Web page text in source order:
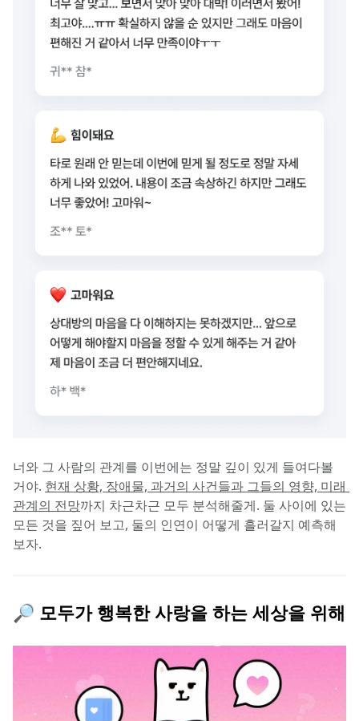
너와 그 사람의 관계를 이번에는 정말 깊이 있게 들여다볼
거야. 현재 상황, 장애물, 과거의 사건들과 그들의 영향, 미래
관계의 전망까지 차근차근 모두 분석해줄게. 둘 사이에 있는
모든 것을 짚어 보고, 둘의 인연이 어떻게 흘러갈지 예측해
보자.
🔎 모두가 행복한 사랑을 하는 세상을 위해